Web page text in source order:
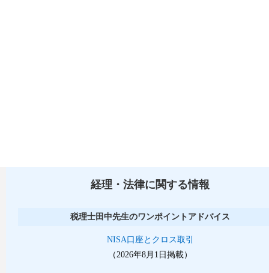
経理・法律に関する情報
税理士田中先生のワンポイントアドバイス
NISA口座とクロス取引
（2026年8月1日掲載）